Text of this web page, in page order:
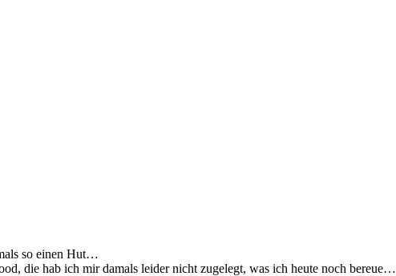
so einen Hut…
die hab ich mir damals leider nicht zugelegt, was ich heute noch bereue…